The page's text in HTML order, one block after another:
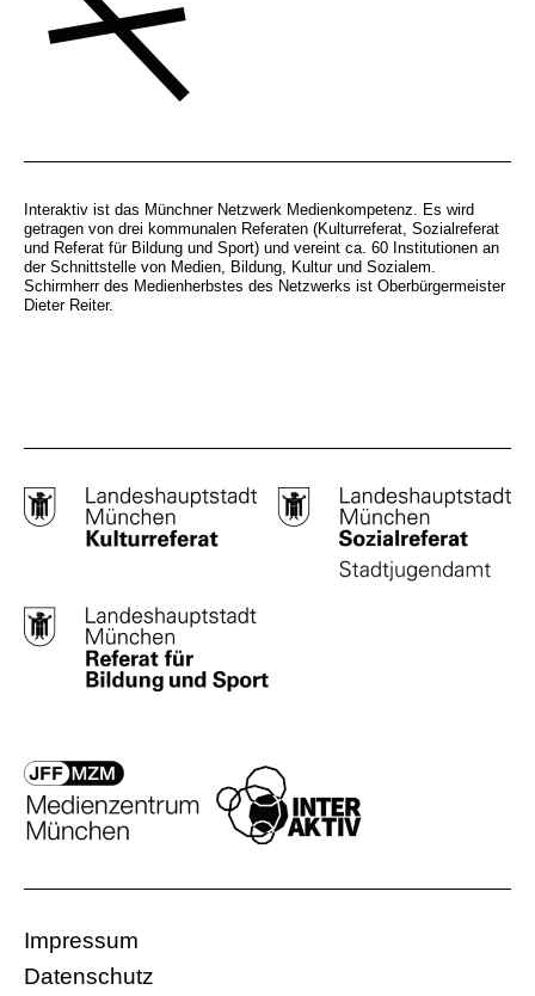
Interaktiv ist das Münchner Netzwerk Medienkompetenz. Es wird
getragen von drei kommunalen Referaten (Kulturreferat, Sozialreferat
und Referat für Bildung und Sport) und vereint ca. 60 Institutionen an
der Schnittstelle von Medien, Bildung, Kultur und Sozialem.
Schirmherr des Medienherbstes des Netzwerks ist Oberbürgermeister
Dieter Reiter.
Impressum
Datenschutz